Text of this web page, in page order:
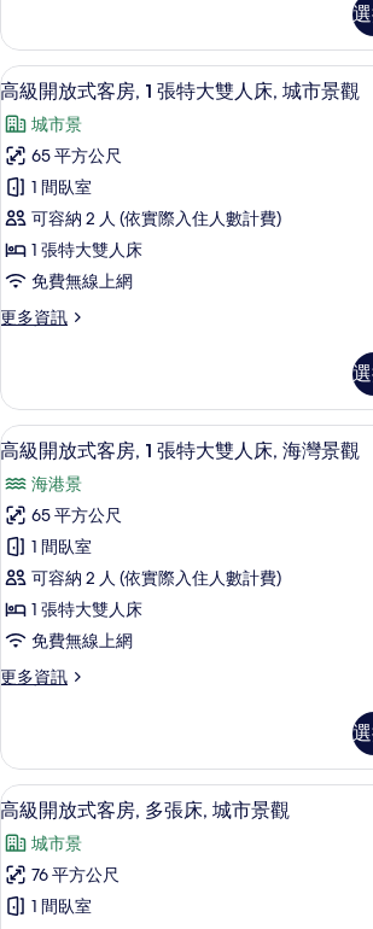
所
有
相
片
客
房,
多
床
的
詳
情
顯
示
高
級
開
放
式
客
房,
張
特
大
雙
人
床,
城
市
景
觀
有
相
片
高級寢具、
5
高級開放式客房, 1 張特大雙人床, 城市景觀
城市景
65 平方公尺
1 間臥室
可容納 2 人 (依實際入住人數計費)
1 張特大雙人床
免費無線上網
更多資訊
更
開
放
式
房,
張
特
大
雙
人
床,
市
的
詳
情
顯
示
高
級
開
放
式
客
房,
張
特
大
雙
人
床,
高級開放式
5
高級開放式客房, 1 張特大雙人床, 海灣景觀
海港景
65 平方公尺
1 間臥室
可容納 2 人 (依實際入住人數計費)
1 張特大雙人床
免費無線上網
更多資訊
更
開
放
式
房,
張
特
顯
示
高
級
開
高級寢具、
5
高級開放式客房, 多張床, 城市景觀
城市景
76 平方公尺
1 間臥室